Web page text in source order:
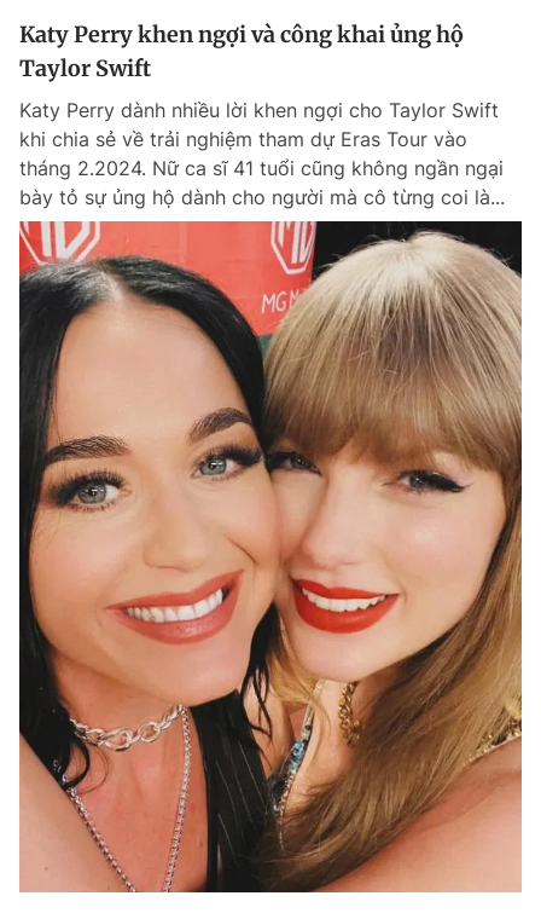
Katy Perry khen ngợi và công khai ủng hộ
Taylor Swift
Katy Perry dành nhiều lời khen ngợi cho Taylor Swift
khi chia sẻ về trải nghiệm tham dự Eras Tour vào
tháng 2.2024. Nữ ca sĩ 41 tuổi cũng không ngần ngại
bày tỏ sự ủng hộ dành cho người mà cô từng coi là...